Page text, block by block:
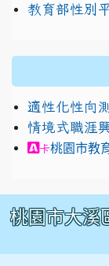
教育部性別
適性化性向
情境式職涯
link to
卡桃園市教
桃園市大溪